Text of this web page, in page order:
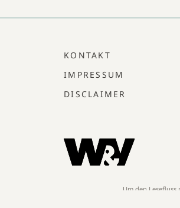
KONTAKT
IMPRESSUM
DISCLAIMER
Um den